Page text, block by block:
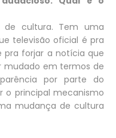
de cultura. Tem uma
televisão oficial é pra
forjar a notícia que
mudado em termos de
por parte do
o principal mecanismo
mudança de cultura